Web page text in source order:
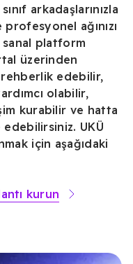
arkadaşlarınızla
ağınızı
platform
üzerinden
edebilir,
olabilir,
kurabilir ve hatta
UKÜ
için aşağıdaki
kurun